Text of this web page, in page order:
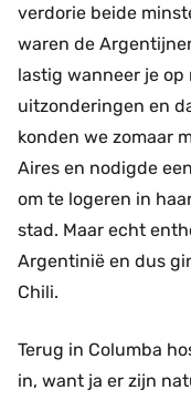
verdorie beide
waren de
lastig wanneer je op
uitzonderingen en
konden we zomaar
Aires en nodigde
om te logeren in
stad. Maar echt
Argentinië en dus
Chili.
Terug in Columba
in, want ja er zijn